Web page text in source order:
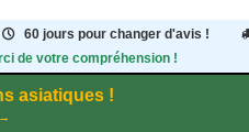
60 jours pour changer d'avis !
de votre compréhension !
asiatiques !